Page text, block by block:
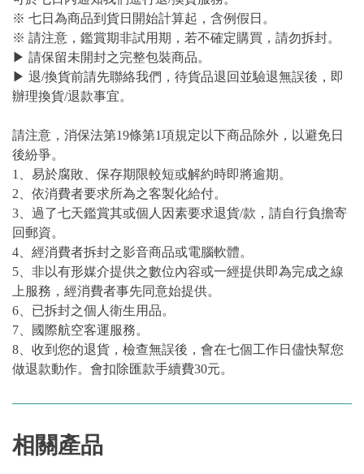
※ 七日為商品到貨日開始計算起，含例假日。
※ 請注意，鑑賞期非試用期，若不確定購買，請勿拆封。
▶ 請保留未開封之完整包裝商品。
▶ 退/換貨前請先聯絡我們，待貨品退回並驗退無誤後，即
辦理換貨/退款事宜。
請注意，消保法第19條第1項規定以下商品除外，以避免日
後紛爭。
1、易於腐敗、保存期限較短或解約時即將逾期。
2、依消費者要求所為之客製化給付。
3、過了七天鑑賞其或個人因素要求退貨/款，請自行負擔寄
回郵資。
4、經消費者拆封之影音商品或電腦軟體。
5、非以有形媒介提供之數位內容或一經提供即為完成之線
上服務，經消費者事先同意始提供。
6、已拆封之個人衛生用品。
7、國際航空客運服務。
8、收到您的退貨，檢查無誤後，會在七個工作日儘快幫您
做退款動作。會扣除匯款手續費30元。
相關產品